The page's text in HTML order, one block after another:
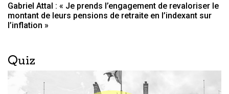
Gabriel Attal : « Je prends l’engagement de revaloriser le
montant de leurs pensions de retraite en l’indexant sur
l’inflation »
Quiz